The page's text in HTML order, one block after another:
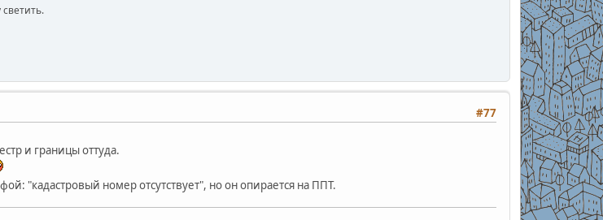
#77
и границы оттуда.
"кадастровый номер отсутствует", но он опирается на ППТ.